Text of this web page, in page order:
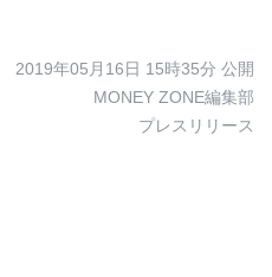
2019年05月16日 15時35分 公開
MONEY ZONE編集部
プレスリリース